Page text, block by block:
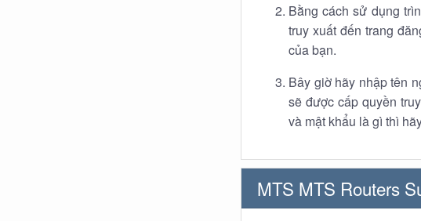
Bằng cách sử dụng
truy xuất đến trang
của bạn.
Bây giờ hãy nhập tên
sẽ được cấp quyền
và mật khẩu là gì thì
MTS MTS Routers